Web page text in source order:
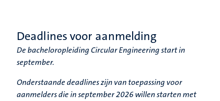
Deadlines voor aanmelding
De bacheloropleiding Circular Engineering start in
september.
Onderstaande deadlines zijn van toepassing voor
aanmelders die in september 2026 willen starten met